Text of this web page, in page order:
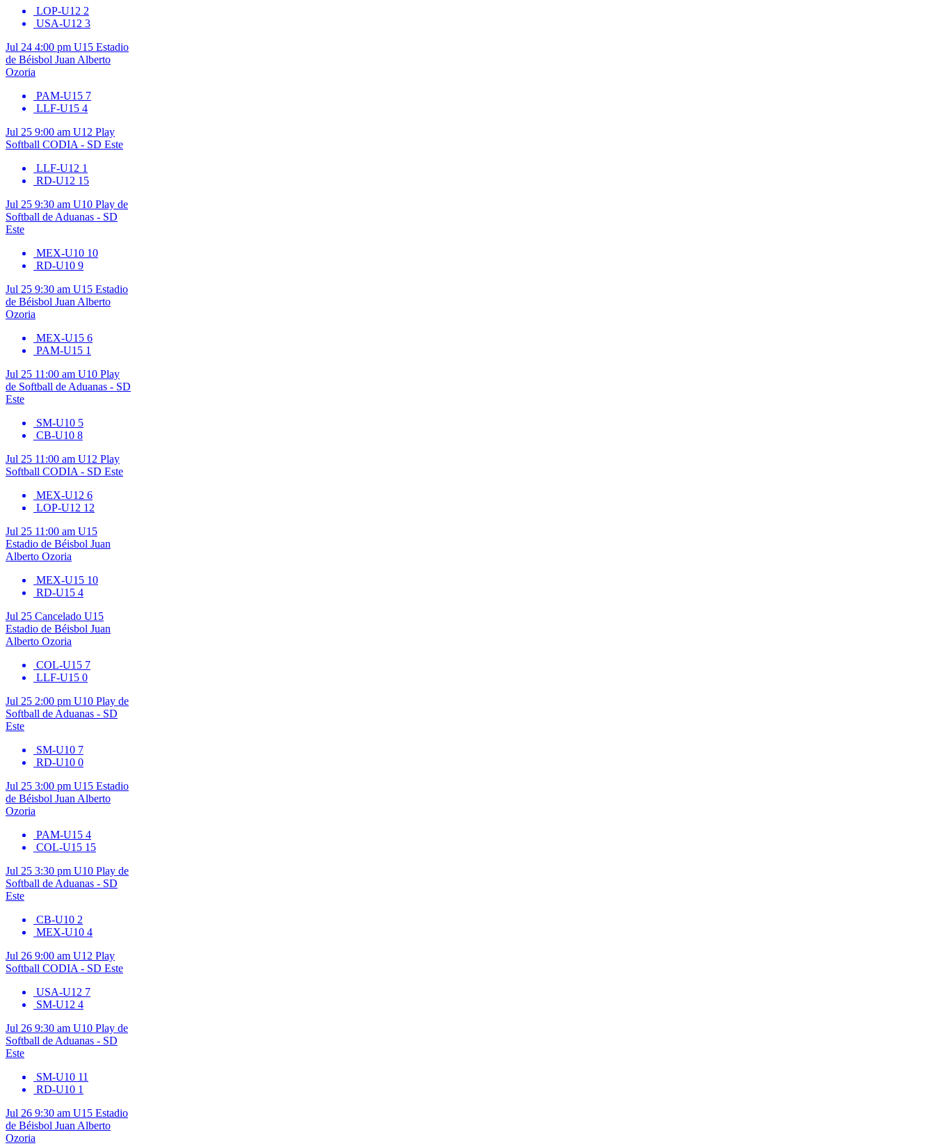
LOP-U12 2
USA-U12 3
Jul 24 4:00 pm U15 Estadio
de Béisbol Juan Alberto
Ozoria
PAM-U15 7
LLF-U15 4
Jul 25 9:00 am U12 Play
Softball CODIA - SD Este
LLF-U12 1
RD-U12 15
Jul 25 9:30 am U10 Play de
Softball de Aduanas - SD
Este
MEX-U10 10
RD-U10 9
Jul 25 9:30 am U15 Estadio
de Béisbol Juan Alberto
Ozoria
MEX-U15 6
PAM-U15 1
Jul 25 11:00 am U10 Play
de Softball de Aduanas - SD
Este
SM-U10 5
CB-U10 8
Jul 25 11:00 am U12 Play
Softball CODIA - SD Este
MEX-U12 6
LOP-U12 12
Jul 25 11:00 am U15
Estadio de Béisbol Juan
Alberto Ozoria
MEX-U15 10
RD-U15 4
Jul 25 Cancelado U15
Estadio de Béisbol Juan
Alberto Ozoria
COL-U15 7
LLF-U15 0
Jul 25 2:00 pm U10 Play de
Softball de Aduanas - SD
Este
SM-U10 7
RD-U10 0
Jul 25 3:00 pm U15 Estadio
de Béisbol Juan Alberto
Ozoria
PAM-U15 4
COL-U15 15
Jul 25 3:30 pm U10 Play de
Softball de Aduanas - SD
Este
CB-U10 2
MEX-U10 4
Jul 26 9:00 am U12 Play
Softball CODIA - SD Este
USA-U12 7
SM-U12 4
Jul 26 9:30 am U10 Play de
Softball de Aduanas - SD
Este
SM-U10 11
RD-U10 1
Jul 26 9:30 am U15 Estadio
de Béisbol Juan Alberto
Ozoria